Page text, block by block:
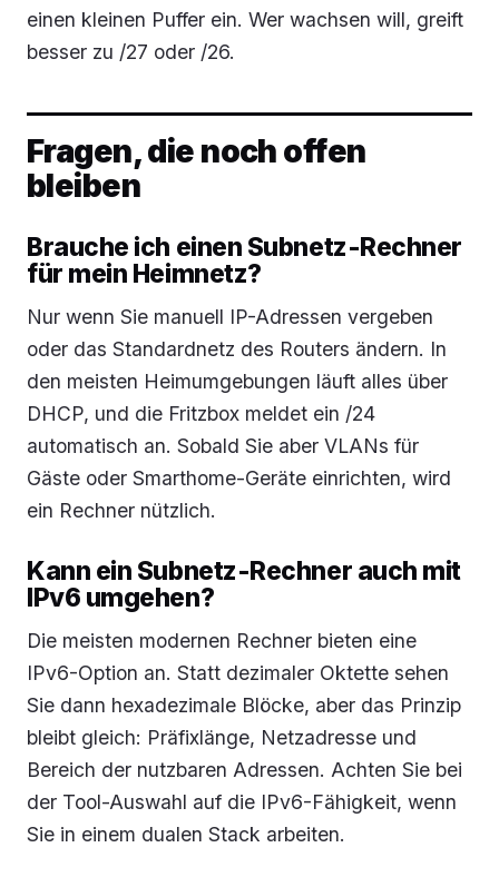
einen kleinen Puffer ein. Wer wachsen will, greift
besser zu /27 oder /26.
Fragen, die noch offen
bleiben
Brauche ich einen Subnetz-Rechner
für mein Heimnetz?
Nur wenn Sie manuell IP-Adressen vergeben
oder das Standardnetz des Routers ändern. In
den meisten Heimumgebungen läuft alles über
DHCP, und die Fritzbox meldet ein /24
automatisch an. Sobald Sie aber VLANs für
Gäste oder Smarthome-Geräte einrichten, wird
ein Rechner nützlich.
Kann ein Subnetz-Rechner auch mit
IPv6 umgehen?
Die meisten modernen Rechner bieten eine
IPv6-Option an. Statt dezimaler Oktette sehen
Sie dann hexadezimale Blöcke, aber das Prinzip
bleibt gleich: Präfixlänge, Netzadresse und
Bereich der nutzbaren Adressen. Achten Sie bei
der Tool-Auswahl auf die IPv6-Fähigkeit, wenn
Sie in einem dualen Stack arbeiten.